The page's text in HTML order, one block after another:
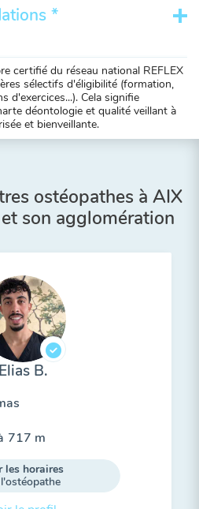
*
certifié du réseau national REFLEX
sélectifs d'éligibilité (formation,
d'exercices...). Cela signifie
déontologie et qualité veillant à
et bienveillante.
ostéopathes à AIX
son agglomération
Elias B.
717 m
les horaires